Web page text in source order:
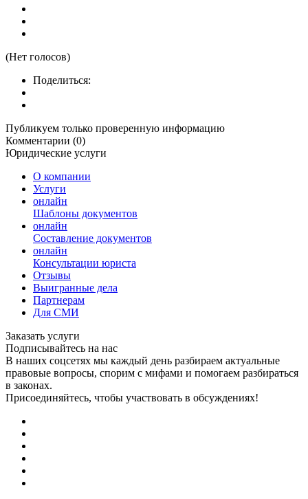
(Нет голосов)
Поделиться:
Публикуем только проверенную информацию
Комментарии (0)
Юридические услуги
О компании
Услуги
онлайн
Шаблоны документов
онлайн
Составление документов
онлайн
Консультации юриста
Отзывы
Выигранные дела
Партнерам
Для СМИ
Заказать услуги
Подписывайтесь на нас
В наших соцсетях мы каждый день разбираем актуальные
правовые вопросы, спорим с мифами и помогаем разбираться
в законах.
Присоединяйтесь, чтобы участвовать в обсуждениях!